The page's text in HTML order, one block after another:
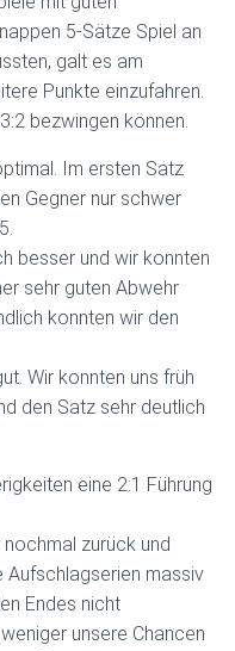
5-Sätze Spiel an
galt es am
Punkte einzufahren.
bezwingen können.
Im ersten Satz
Gegner nur schwer
besser und wir konnten
sehr guten Abwehr
konnten wir den
Wir konnten uns früh
den Satz sehr deutlich
eine 2:1 Führung
zurück und
Aufschlagserien massiv
Endes nicht
unsere Chancen